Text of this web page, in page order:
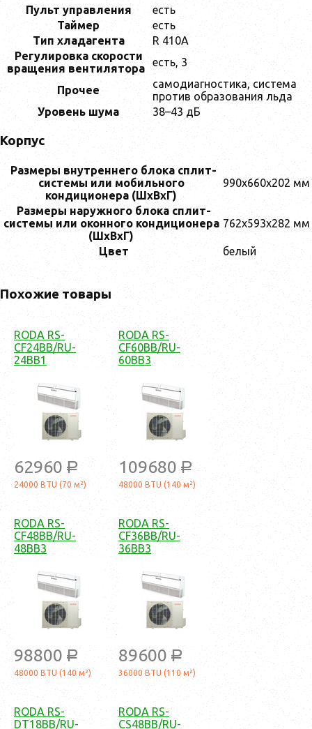
Пульт управления
есть
Таймер
есть
Тип хладагента
R 410A
Регулировка скорости
вращения вентилятора
есть, 3
Прочее
самодиагностика, система
против образования льда
Уровень шума
38–43 дБ
Корпус
Размеры внутреннего блока сплит-
системы или мобильного
кондиционера (ШxВxГ)
990x660x202 мм
Размеры наружного блока сплит-
системы или оконного кондиционера
(ШxВxГ)
762x593x282 мм
Цвет белый
Похожие товары
RODA RS-
CF24BB/RU-
24BB1
62960 a
24000 BTU (70 м²)
RODA RS-
CF60BB/RU-
60BB3
109680 a
48000 BTU (140 м²)
RODA RS-
CF48BB/RU-
48BB3
98800 a
48000 BTU (140 м²)
RODA RS-
CF36BB/RU-
36BB3
89600 a
36000 BTU (110 м²)
RODA RS-
DT18BB/RU-
RODA RS-
CS48BB/RU-